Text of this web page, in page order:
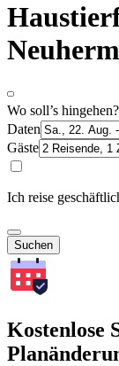
Wo soll’s hingehen?
Daten
Gäste
Ich reise
Suchen
Kostenlose